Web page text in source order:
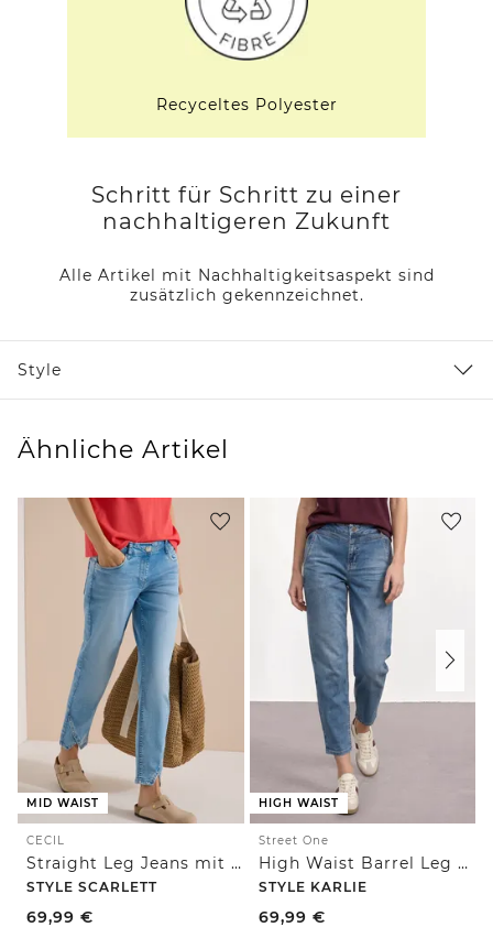
Recyceltes Polyester
Schritt für Schritt zu einer
nachhaltigeren Zukunft
Alle Artikel mit Nachhaltigkeitsaspekt sind
zusätzlich gekennzeichnet.
Style
Ähnliche Artikel
MID WAIST
CECIL
Straight Leg Jeans mit Nietendetails
STYLE SCARLETT
69,99 €
HIGH WAIST
Street One
High Waist Barrel Leg Jeans im Loose Fit
STYLE KARLIE
69,99 €